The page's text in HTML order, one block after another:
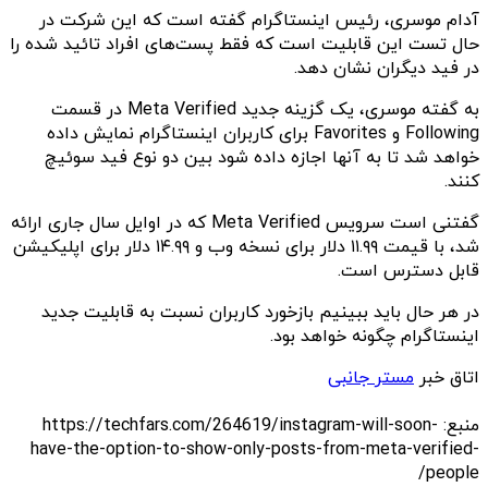
آدام موسری، رئیس اینستاگرام گفته است که این شرکت در
حال تست این قابلیت است که فقط پست‌های افراد تائید شده را
در فید دیگران نشان دهد.
به گفته موسری، یک گزینه جدید Meta Verified در قسمت
Following و Favorites برای کاربران اینستاگرام نمایش داده
خواهد شد تا به آنها اجازه داده شود بین دو نوع فید سوئیچ
کنند.
گفتنی است سرویس Meta Verified که در اوایل سال جاری ارائه
شد، با قیمت ۱۱.۹۹ دلار برای نسخه وب و ۱۴.۹۹ دلار برای اپلیکیشن
قابل دسترس است.
در هر حال باید ببینیم بازخورد کاربران نسبت به قابلیت جدید
اینستاگرام چگونه خواهد بود.
اتاق خبر مستر جانبی
منبع: https://techfars.com/264619/instagram-will-soon-
have-the-option-to-show-only-posts-from-meta-verified-
people/